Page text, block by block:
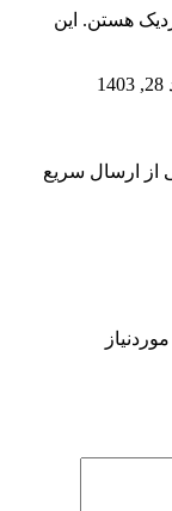
هستن. این
از ارسال سریع